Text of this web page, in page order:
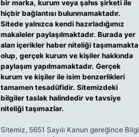
bir marka, kurum veya şahıs şirketi ile
hiçbir bağlantısı bulunmamaktadır.
Sitede yalnızca kendi hazırladığımız
makaleler paylaşılmaktadır. Burada yer
alan içerikler haber niteliği taşımamakta
olup, gerçek kurum ve kişiler hakkında
paylaşım yapılmamaktadır. Gerçek
kurum ve kişiler ile isim benzerlikleri
tamamen tesadüfidir. Sitemizdeki
bilgiler taslak halindedir ve tavsiye
niteliği taşımazlar.
Sitemiz, 5651 Sayılı Kanun gereğince Bilgi